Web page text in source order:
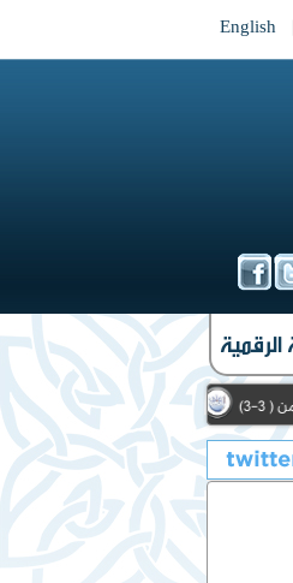
English
الرقمية
الحلقة (10) الأمثال الواردة في حديث الحارث الأشعري (1-3)